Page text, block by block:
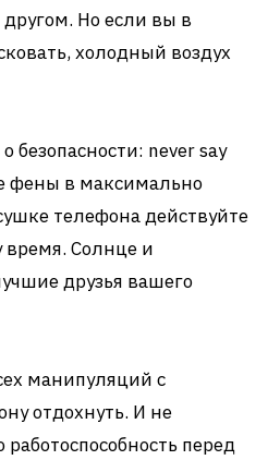
Но если вы в
холодный воздух
безопасности: never say
фены в максимально
телефона действуйте
время. Солнце и
друзья вашего
манипуляций с
отдохнуть. И не
работоспособность перед